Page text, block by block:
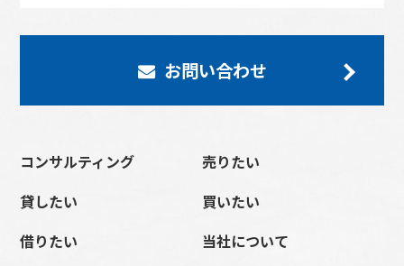
お問い合わせ
コンサルティング
売りたい
貸したい
買いたい
借りたい
当社について